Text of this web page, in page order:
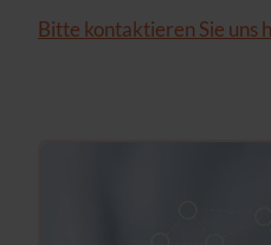
Bitte kontaktieren Sie uns